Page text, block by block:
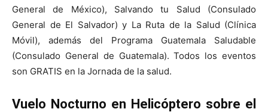
General de México), Salvando tu Salud (Consulado
General de El Salvador) y La Ruta de la Salud (Clínica
Móvil), además del Programa Guatemala Saludable
(Consulado General de Guatemala). Todos los eventos
son GRATIS en la Jornada de la salud.
Vuelo Nocturno en Helicóptero sobre el